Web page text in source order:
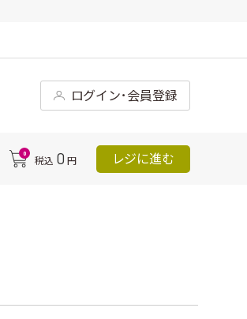
ログイン･会員登録
0
税込 0 円 レジに進む